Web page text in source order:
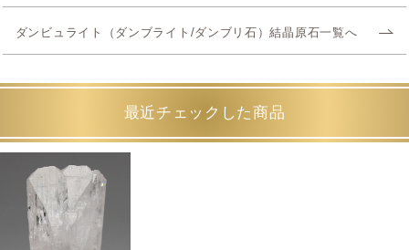
ダンビュライト（ダンブライト/ダンブリ石）結晶原石一覧へ
最近チェックした商品